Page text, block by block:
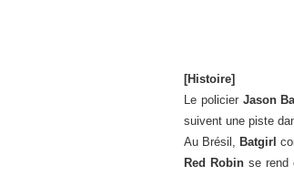
[Histoire]
Le policier Jason
suivent une piste
Au Brésil, Batgirl
Red Robinse rend